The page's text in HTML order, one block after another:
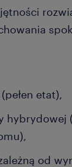
etat),
hybrydowej
od